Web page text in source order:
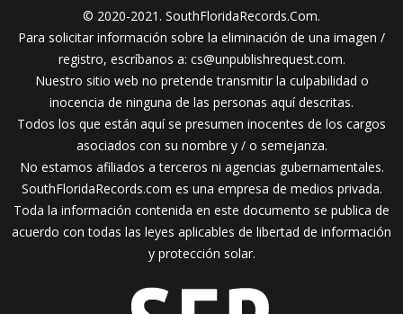
© 2020-2021. SouthFloridaRecords.Com.
Para solicitar información sobre la eliminación de una imagen /
registro, escríbanos a: cs@unpublishrequest.com.
Nuestro sitio web no pretende transmitir la culpabilidad o
inocencia de ninguna de las personas aquí descritas.
Todos los que están aquí se presumen inocentes de los cargos
asociados con su nombre y / o semejanza.
No estamos afiliados a terceros ni agencias gubernamentales.
SouthFloridaRecords.com es una empresa de medios privada.
Toda la información contenida en este documento se publica de
acuerdo con todas las leyes aplicables de libertad de información
y protección solar.